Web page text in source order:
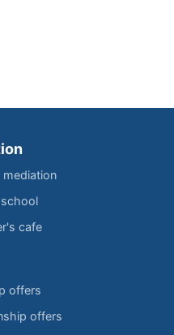
mediation
cafe
offers
offers